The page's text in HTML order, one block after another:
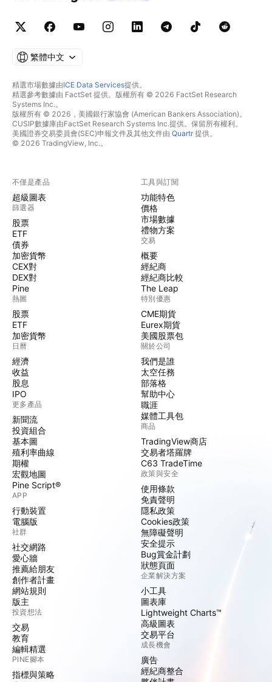
繁體中文
精選市場數據由ICE Data Services提供。
精選參考數據由 FactSet 提供。版權所有 © 2026 FactSet Research
Systems Inc.。
版權所有 © 2026，美國銀行家協會 (American Bankers Association)。
CUSIP數據庫由FactSet Research Systems Inc.提供。保留所有權利。
美國證券交易委員會(SEC)申報文件及其他文件由 Quartr提供。
© 2026 TradingView, Inc.。
不僅是產品
超級圖表
篩選器
股票
ETF
債券
加密貨幣
CEX對
DEX對
Pine
熱圖
股票
ETF
加密貨幣
日曆
經濟
收益
股息
IPO
更多產品
新聞流
投資組合
基本圖
殖利率曲線
期權
宏觀地圖
Pine Script®
APP
行動裝置
電腦版
社群
社交網路
愛心牆
推薦給朋友
創作者計畫
網站規則
版主
投資想法
交易
教育
編輯精選
PINE腳本
指標與策略
工具與訂閱
功能特色
價格
市場數據
禮物方案
交易
概要
經紀商
經紀商比較
The Leap
特別優惠
CME期貨
Eurex期貨
美國股票包
關於公司
我們是誰
太空任務
部落格
幫助中心
職涯
媒體工具包
商品
TradingView商店
交易者塔羅牌
C63 TradeTime
政策與安全
使用條款
免責聲明
隱私政策
Cookies政策
無障礙聲明
安全提示
Bug賞金計劃
狀態頁面
企業解決方案
小工具
圖表庫
Lightweight Charts™
高級圖表
交易平台
成長機會
廣告
經紀商整合